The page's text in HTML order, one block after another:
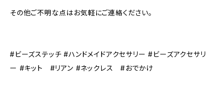
その他ご不明な点はお気軽にご連絡ください。
#ビーズステッチ #ハンドメイドアクセサリー #ビーズアクセサリ
ー #キット #リアン #ネックレス #おでかけ